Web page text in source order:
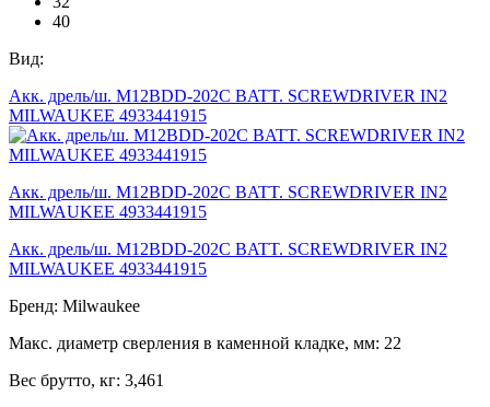
40
Вид:
Акк. дрель/ш. M12BDD-202C BATT. SCREWDRIVER IN2
MILWAUKEE 4933441915
Акк. дрель/ш. M12BDD-202C BATT. SCREWDRIVER IN2
MILWAUKEE 4933441915
Акк. дрель/ш. M12BDD-202C BATT. SCREWDRIVER IN2
MILWAUKEE 4933441915
Бренд: Milwaukee
Макс. диаметр сверления в каменной кладке, мм: 22
Вес брутто, кг: 3,461